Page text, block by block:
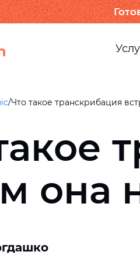
/Что такое транскрибация
она